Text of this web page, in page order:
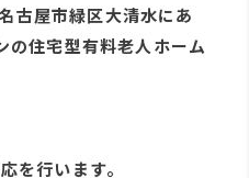
古屋市緑区大清水にあ
住宅型有料老人ホーム
を行います。